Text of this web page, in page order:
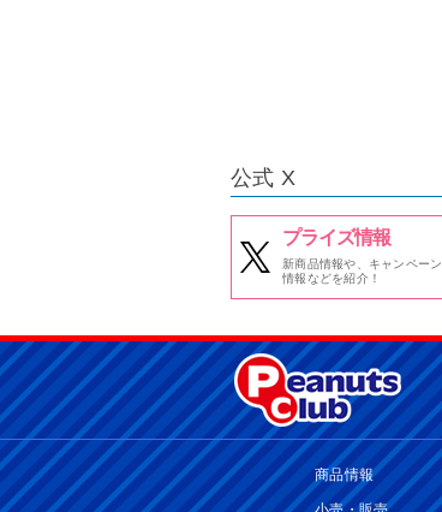
公式 X
プライズ情報
新商品情報や、キャンペーン
情報などを紹介！
商品情報